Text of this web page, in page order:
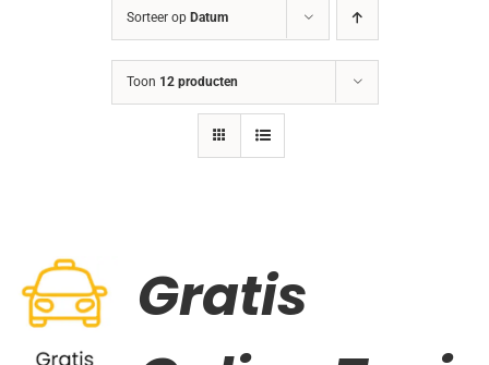
Sorteer op Datum
Toon 12 producten
Gewaardeerd
5.00
uit 5
TOEVOEGEN
AAN
/
Gratis